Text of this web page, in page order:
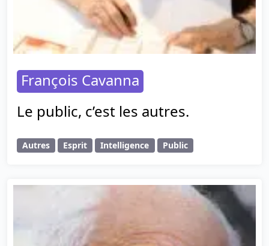
François Cavanna
Le public, c’est les autres.
Autres Esprit Intelligence Public